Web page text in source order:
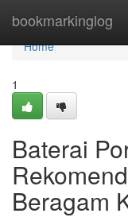
bookmarkinglog
Home
Home
1
Baterai
Beragam